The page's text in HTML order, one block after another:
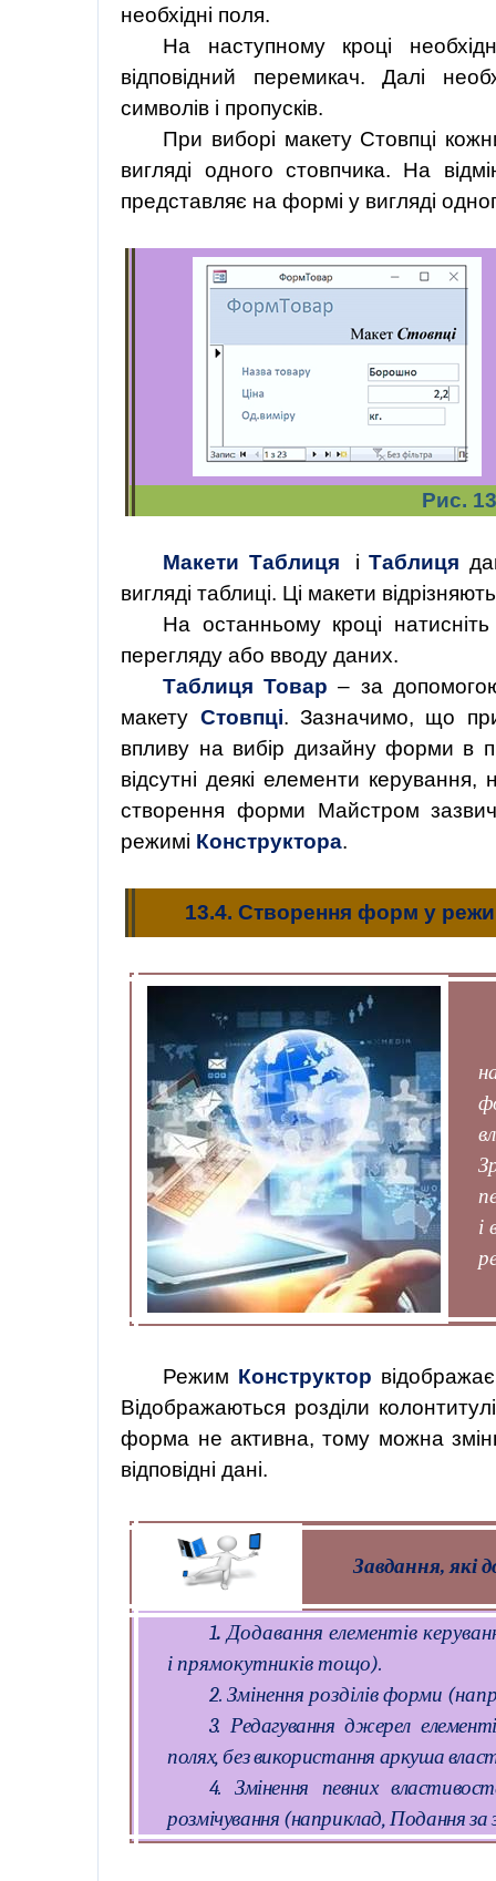
необхідні поля.
На наступному кроці
відповідний перемикач. Далі
символів і пропусків.
При виборі макету Стовпці
вигляді одного стовпчика. На
представляє на формі у вигляді
Рис.
Макети Таблиця іТаблиця
вигляді таблиці. Ці макети
На останньому кроці
натисніть
перегляду або вводу даних.
Таблиця Товар – за
макету Стовпці. Зазначимо, що
впливу на вибір дизайну форми в
відсутні деякі елементи
створення форми Майстром
режимі Конструктора.
13.4. Створення форм у
і
Режим Конструктор
Відображаються розділи
форма не активна, тому можна
відповідні дані.
Завдання, які
1.Додавання елементів
і прямокутників тощо).
2. Змінення розділів форми
3. Редагування джерел
полях, без використання аркуша
4. Змінення певних
розмічування (наприклад, Подання за